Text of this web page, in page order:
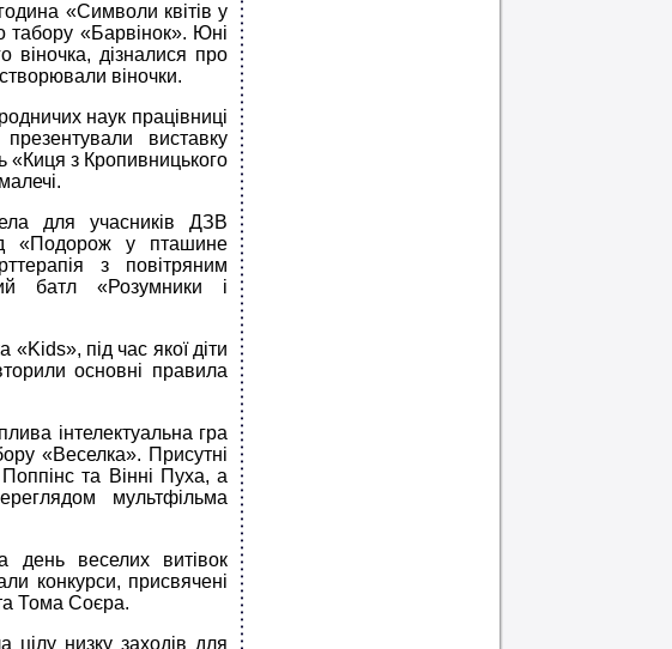
«Символи квітів у
табору «Барвінок». Юні
віночка, дізналися про
створювали віночки.
наук працівниці
виставку
«Киця з Кропивницького
для учасників ДЗВ
«Подорож у пташине
з повітряним
батл «Розумники і
«Kids», під час якої діти
основні правила
інтелектуальна гра
«Веселка». Присутні
та Вінні Пуха, а
мультфільма
день веселих витівок
конкурси, присвячені
Тома Соєра.
цілу низку заходів для